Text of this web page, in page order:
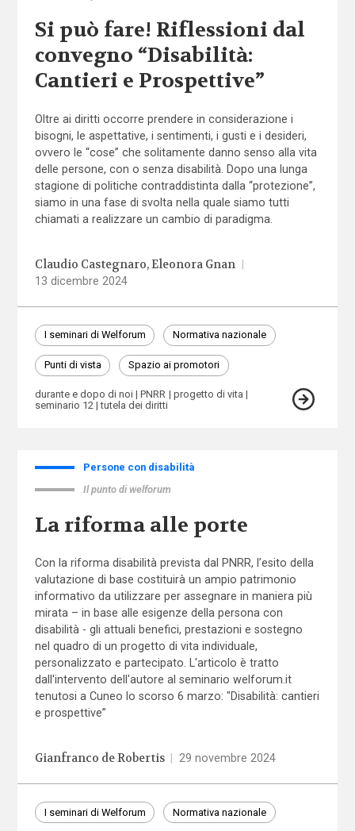
Si può fare! Riflessioni dal
convegno “Disabilità:
Cantieri e Prospettive”
Oltre ai diritti occorre prendere in considerazione i
bisogni, le aspettative, i sentimenti, i gusti e i desideri,
ovvero le “cose” che solitamente danno senso alla vita
delle persone, con o senza disabilità. Dopo una lunga
stagione di politiche contraddistinta dalla “protezione”,
siamo in una fase di svolta nella quale siamo tutti
chiamati a realizzare un cambio di paradigma.
Claudio Castegnaro Eleonora Gnan |
13 dicembre 2024
I seminari di Welforum Normativa nazionale
Punti di vista Spazio ai promotori
durante e dopo di noi PNRR
progetto di vita
seminario 12
tutela dei diritti
Persone con disabilità
Il punto di welforum
La riforma alle porte
Con la riforma disabilità prevista dal PNRR, l’esito della
valutazione di base costituirà un ampio patrimonio
informativo da utilizzare per assegnare in maniera più
mirata – in base alle esigenze della persona con
disabilità - gli attuali benefici, prestazioni e sostegno
nel quadro di un progetto di vita individuale,
personalizzato e partecipato. L'articolo è tratto
dall'intervento dell'autore al seminario welforum.it
tenutosi a Cuneo lo scorso 6 marzo: "Disabilità: cantieri
e prospettive”
Gianfranco de Robertis 29 novembre 2024
I seminari di Welforum Normativa nazionale